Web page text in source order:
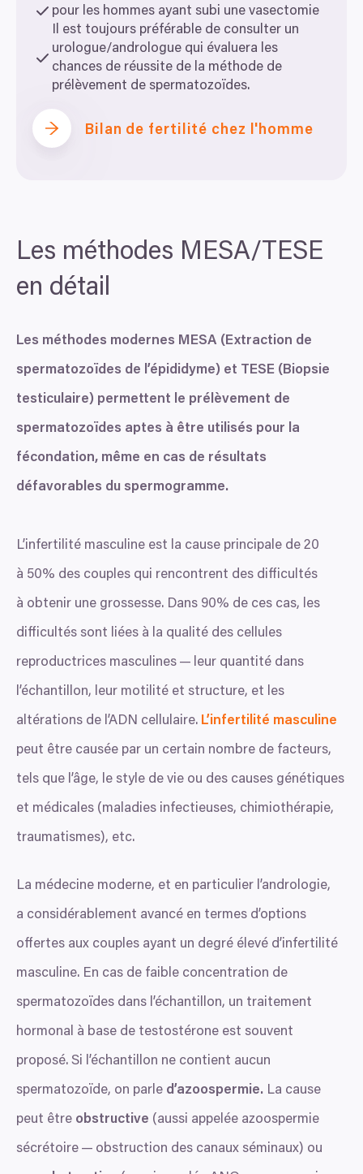
pour les hommes ayant subi une vasectomie
Il est toujours préférable de consulter un
urologue/​andrologue qui évaluera les
chances de réussite de la méthode de
prélèvement de spermatozoïdes.
Bilan de fertilité chez l'homme
Les méthodes MESA/ TESE
en détail
Les méthodes modernes MESA (Extraction de
spermatozoïdes de l’épididyme) et TESE (Biopsie
testiculaire) permettent le prélèvement de
spermatozoïdes aptes à être utilisés pour la
fécondation, même en cas de résultats
défavorables du spermogramme.
L’infertilité masculine est la cause principale de 20
à 50% des couples qui rencontrent des difficultés
à obtenir une grossesse. Dans 90% de ces cas, les
difficultés sont liées à la qualité des cellules
reproductrices masculines — leur quantité dans
l’échantillon, leur motilité et structure, et les
altérations de l’ADN cellulaire. L’infertilité masculine
peut être causée par un certain nombre de facteurs,
tels que l’âge, le style de vie ou des causes génétiques
et médicales (maladies infectieuses, chimiothérapie,
traumatismes), etc.
La médecine moderne, et en particulier l’andrologie,
a considérablement avancé en termes d’options
offertes aux couples ayant un degré élevé d’infertilité
masculine. En cas de faible concentration de
spermatozoïdes dans l’échantillon, un traitement
hormonal à base de testostérone est souvent
proposé. Si l’échantillon ne contient aucun
spermatozoïde, on parle d’azoospermie. La cause
peut être obstructive (aussi appelée azoospermie
sécrétoire — obstruction des canaux séminaux) ou